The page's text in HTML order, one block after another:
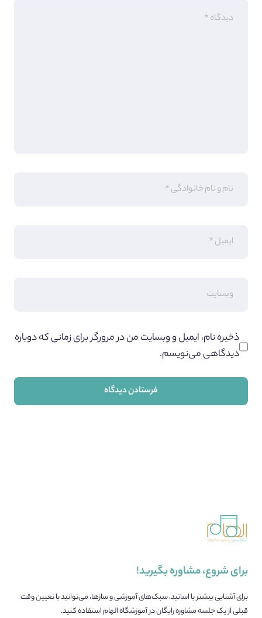
ذخیره نام، ایمیل و وبسایت من در مرورگر برای زمانی که دوباره
دیدگاهی می‌نویسم.
برای شروع، مشاوره بگیرید!
برای آشنایی بیشتر با اساتید، سبک‌های آموزشی و سازها، می‌توانید با تعیین وقت
قبلی از یک جلسه مشاوره رایگان در آموزشگاه الهام استفاده کنید.